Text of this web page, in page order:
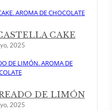
CAKE
2025
DE LIMÓN
2025